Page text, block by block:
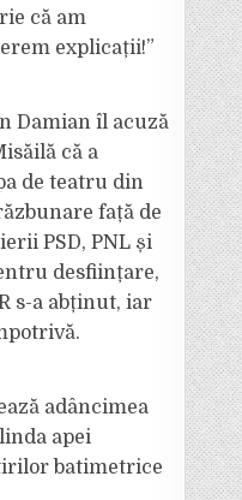
că am
explicații!”
Damian îl acuză
că a
de teatru din
față de
PSD, PNL și
desființare,
s-a abținut, iar
adâncimea
apei
batimetrice